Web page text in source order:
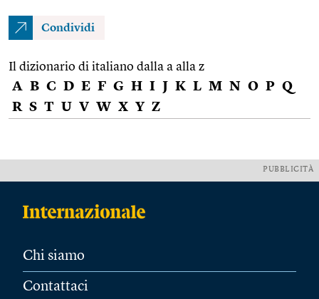
Condividi
Il dizionario di italiano dalla a alla z
A B C D E F G H I J K L M N O P Q
R S T U V W X Y Z
PUBBLICITÀ
Chi siamo
Contattaci